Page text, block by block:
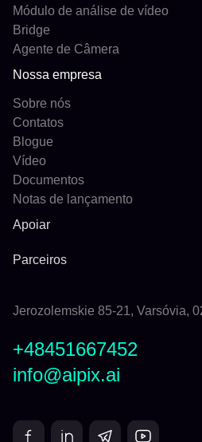
Módulo de análise de vídeo
Bridge
Agente de Câmera
Nossa empresa
Sobre nós
Contatos
Blogue
Vídeo
Documentos
Notas de lançamento
Apoiar
Parceiros
Jerozolemskie 85-21, Varsóvia,
+48451667452
info@aipix.ai